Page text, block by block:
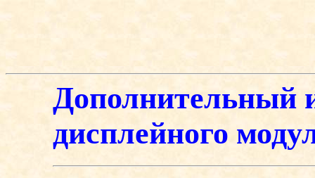
Дополнительный
дисплейного